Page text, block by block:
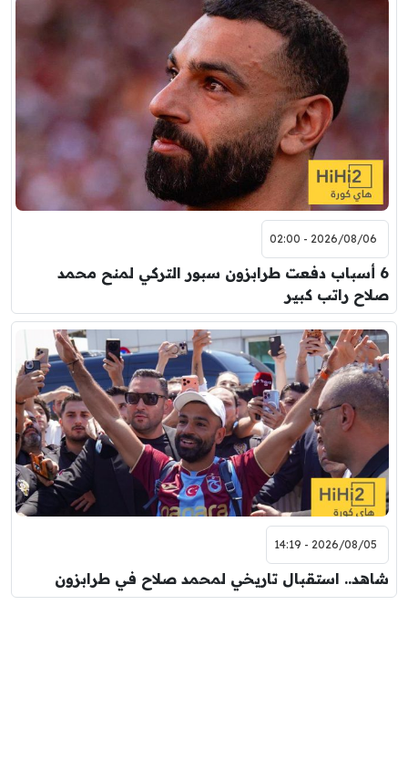
2026/08/06 - 02:00
6 أسباب دفعت طرابزون سبور التركي لمنح محمد
صلاح راتب كبير
2026/08/05 - 14:19
شاهد.. استقبال تاريخي لمحمد صلاح في طرابزون